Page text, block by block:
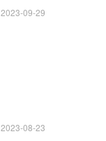
2023-09-29
2023-08-23